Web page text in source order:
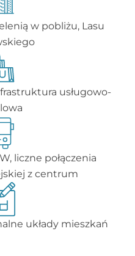
w pobliżu, Lasu
usługowo-
liczne połączenia
z centrum
układy mieszkań